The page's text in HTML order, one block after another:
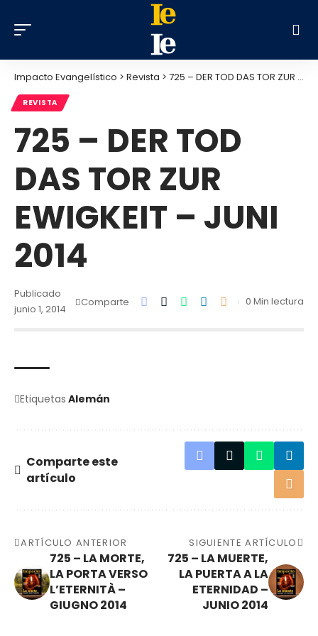
Impacto Evangelístico > Revista > 725 – DER TOD DAS TOR ZUR EWIGKEIT – JUNI 2014
REVISTA
725 – DER TOD
DAS TOR ZUR
EWIGKEIT – JUNI
2014
Publicado
junio 1, 2014
Comparte 0 Min lectura
Etiquetas Alemán
Comparte este
artículo
ARTÍCULO ANTERIOR
725 – LA MORTE,
LA PORTA VERSO
L’ETERNITÀ –
GIUGNO 2014
SIGUIENTE ARTÍCULO
725 – LA MUERTE,
LA PUERTA A LA
ETERNIDAD –
JUNIO 2014